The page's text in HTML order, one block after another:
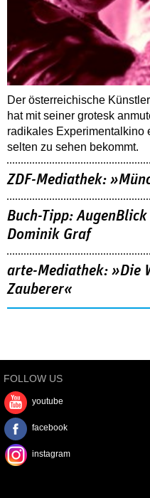
Der österreichische
hat mit seiner grotesk
radikales Experimentalkino
selten zu sehen bekommt.
ZDF-Mediathek:
Buch-Tipp:
Dominik Graf
arte-Mediathek: »Die
Zauberer«
FOLLOW US
youtube
facebook
instagram